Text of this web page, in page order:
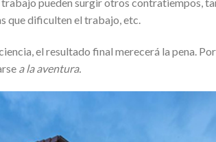
que dificulten el trabajo, etc.
el resultado final merecerá la pena.
a la aventura.